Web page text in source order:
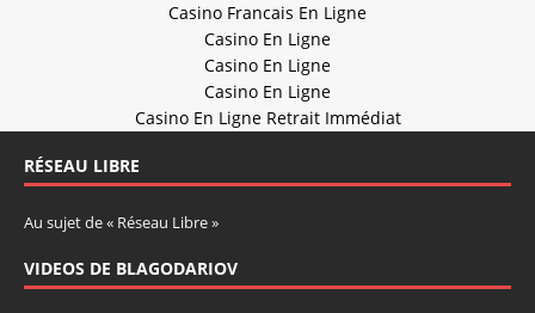
Casino Francais En Ligne
Casino En Ligne
Casino En Ligne
Casino En Ligne
Casino En Ligne Retrait Immédiat
RÉSEAU LIBRE
Au sujet de « Réseau Libre »
VIDEOS DE BLAGODARIOV